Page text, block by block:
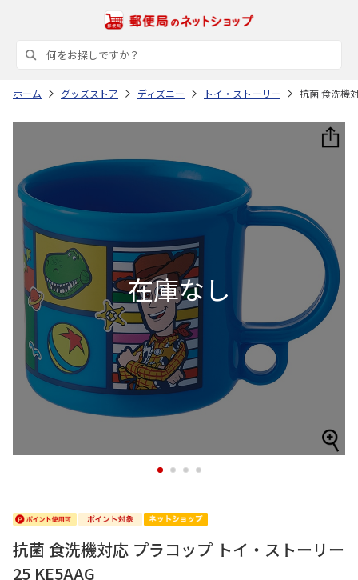
ホーム グッズストア ディズニー トイ・ストーリー 抗菌 食洗機
1 2 3 4
抗菌 食洗機対応 プラコップ トイ・ストーリー
25 KE5AAG